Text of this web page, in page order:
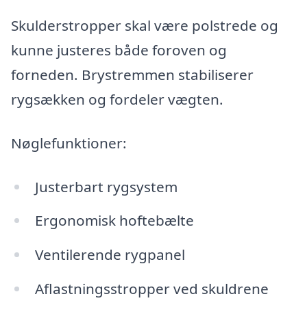
Skulderstropper skal være polstrede og
kunne justeres både foroven og
forneden. Brystremmen stabiliserer
rygsækken og fordeler vægten.
Nøglefunktioner:
Justerbart rygsystem
Ergonomisk hoftebælte
Ventilerende rygpanel
Aflastningsstropper ved skuldrene